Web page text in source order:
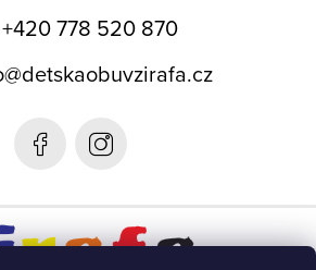
+420 778 520 870
@detskaobuvzirafa.cz